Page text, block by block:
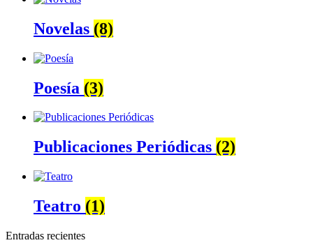
Novelas (8)
Poesía (3)
Publicaciones Periódicas (2)
Teatro (1)
Entradas recientes